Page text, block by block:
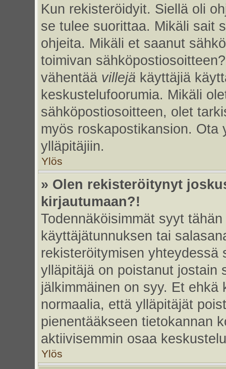
Kun rekisteröidyit. Siellä oli
se tulee suorittaa. Mikäli sait
ohjeita. Mikäli et saanut
toimivan
vähentää villejä käyttäjiä
keskustelufoorumia. Mikäli
sähköpostiosoitteen, olet
myös roskapostikansion. Ota
ylläpitäjiin.
Ylös
» Olen rekisteröitynyt
kirjautumaan?!
Todennäköisimmät syyt
käyttäjätunnuksen tai
rekisteröitymisen yhteydessä
ylläpitäjä on poistanut jostain
jälkimmäinen on syy. Et
normaalia, että ylläpitäjät
pienentääkseen tietokannan
aktiivisemmin osaa
Ylös